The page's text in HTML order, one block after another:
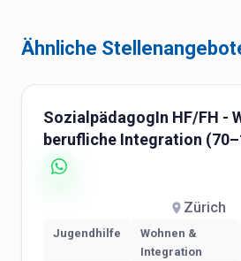
Ähnliche
SozialpädagogIn HF/FH -
berufliche Integration
Zürich
Jugendhilfe
Wohnen &
Integration